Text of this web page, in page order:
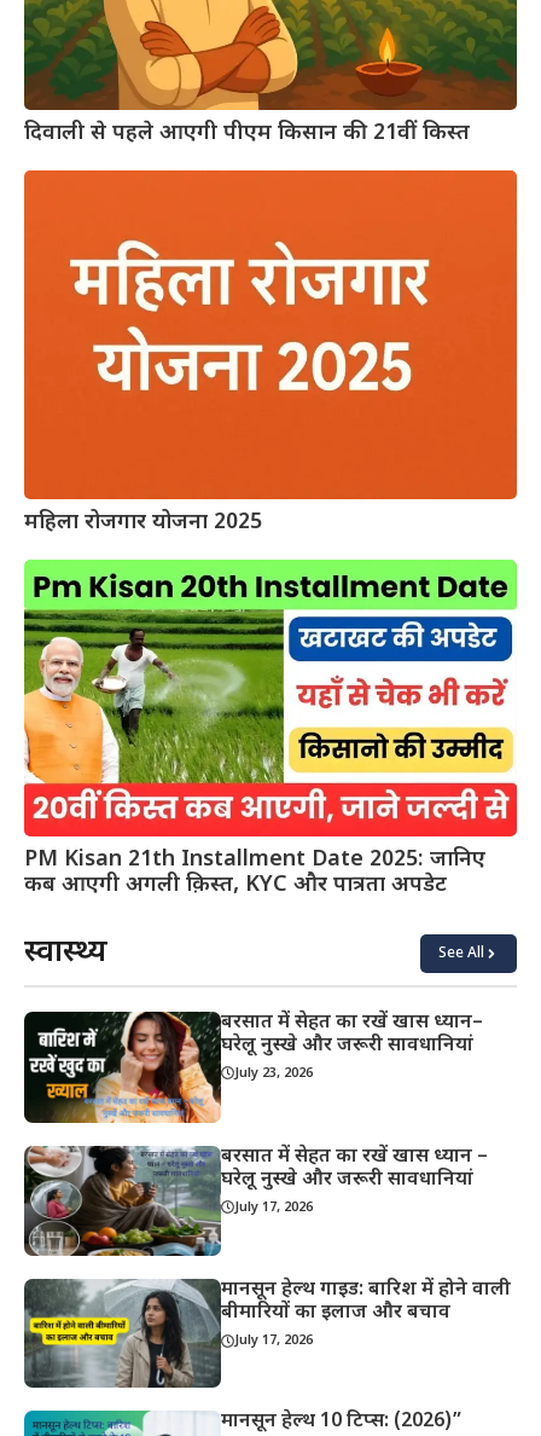
दिवाली से पहले आएगी पीएम किसान की 21वीं किस्त
महिला रोजगार योजना 2025
PM Kisan 21th Installment Date 2025: जानिए
कब आएगी अगली क़िस्त, KYC और पात्रता अपडेट
स्वास्थ्य See All
बरसात में सेहत का रखें खास ध्यान–
घरेलू नुस्खे और जरूरी सावधानियां
July 23, 2026
बरसात में सेहत का रखें खास ध्यान –
घरेलू नुस्खे और जरूरी सावधानियां
July 17, 2026
मानसून हेल्थ गाइड: बारिश में होने वाली
बीमारियों का इलाज और बचाव
July 17, 2026
मानसून हेल्थ 10 टिप्स: (2026)”